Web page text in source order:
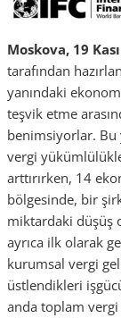
Moskova, 19
tarafından
yanındaki
teşvik etme
benimsiyorlar.
vergi
arttırırken, 14
bölgesinde, bir
miktardaki düşüş
ayrıca ilk olarak
kurumsal vergi
üstlendikleri
anda toplam